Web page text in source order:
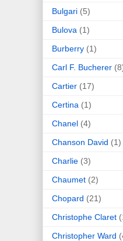
Bulgari (5)
Bulova (1)
Burberry (1)
Carl F. Bucherer
Cartier (17)
Certina (1)
Chanel (4)
Chanson David (1)
Charlie (3)
Chaumet (2)
Chopard (21)
Christophe Claret
Christopher Ward